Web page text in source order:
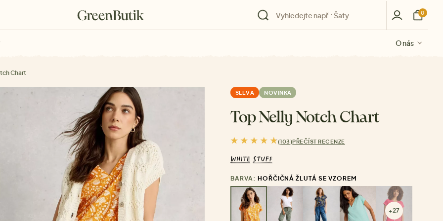
O nás
O nás
O nás
poukazy O nás
O nás
0
Chart
SLEVA NOVINKA
Top Nelly Notch Chart
(103)PŘEČÍST RECENZE
BARVA: HOŘČIČNÁ ŽLUTÁ SE VZOREM
+27